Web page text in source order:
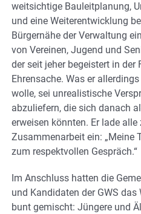
weitsichtige Bauleitplanung,
und eine Weiterentwicklung
Bürgernähe der Verwaltung
von Vereinen, Jugend und
der seit jeher begeistert in der
Ehrensache. Was er
wolle, sei unrealistische
abzuliefern, die sich danach
erweisen könnten. Er lade
Zusammenarbeit ein: „Meine
zum respektvollen Gespräch.“
Im Anschluss hatten die
und Kandidaten der GWS das
bunt gemischt: Jüngere und